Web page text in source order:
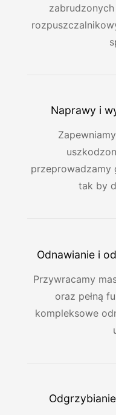
Naprawy i
przeprowadzamy
tak by
Odnawianie i
Przywracamy
oraz pełną
kompleksowe